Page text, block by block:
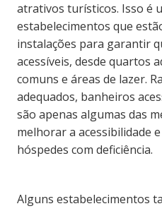
atrativos turísticos. Isso é
estabelecimentos que
instalações para garantir
acessíveis, desde quartos
comuns e áreas de lazer.
adequados, banheiros
são apenas algumas das
melhorar a acessibilidade
hóspedes com deficiência.
Alguns estabelecimentos